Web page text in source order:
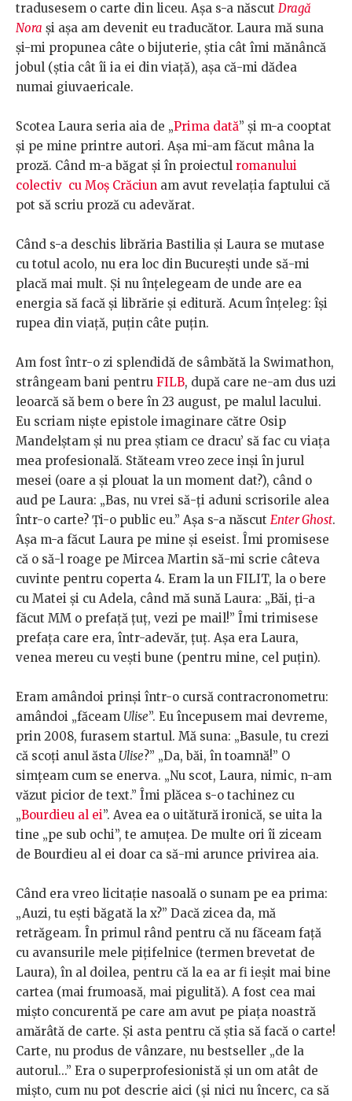
tradusesem o carte din liceu. Așa s-a născut Dragă
Nora și așa am devenit eu traducător. Laura mă suna
și-mi propunea câte o bijuterie, știa cât îmi mănâncă
jobul (știa cât îi ia ei din viață), așa că-mi dădea
numai giuvaericale.
Scotea Laura seria aia de „Prima dată” și m-a cooptat
și pe mine printre autori. Așa mi-am făcut mâna la
proză. Când m-a băgat și în proiectul romanului
colectiv cu Moș Crăciun am avut revelația faptului că
pot să scriu proză cu adevărat.
Când s-a deschis librăria Bastilia și Laura se mutase
cu totul acolo, nu era loc din București unde să-mi
placă mai mult. Și nu înțelegeam de unde are ea
energia să facă și librărie și editură. Acum înțeleg: își
rupea din viață, puțin câte puțin.
Am fost într-o zi splendidă de sâmbătă la Swimathon,
strângeam bani pentru FILB, după care ne-am dus uzi
leoarcă să bem o bere în 23 august, pe malul lacului.
Eu scriam niște epistole imaginare către Osip
Mandelștam și nu prea știam ce dracu’ să fac cu viața
mea profesională. Stăteam vreo zece inși în jurul
mesei (oare a și plouat la un moment dat?), când o
aud pe Laura: „Bas, nu vrei să-ți aduni scrisorile alea
într-o carte? Ți-o public eu.” Așa s-a născut Enter Ghost.
Așa m-a făcut Laura pe mine și eseist. Îmi promisese
că o să-l roage pe Mircea Martin să-mi scrie câteva
cuvinte pentru coperta 4. Eram la un FILIT, la o bere
cu Matei și cu Adela, când mă sună Laura: „Băi, ți-a
făcut MM o prefață țuț, vezi pe mail!” Îmi trimisese
prefața care era, într-adevăr, țuț. Așa era Laura,
venea mereu cu vești bune (pentru mine, cel puțin).
Eram amândoi prinși într-o cursă contracronometru:
amândoi „făceam Ulise”. Eu începusem mai devreme,
prin 2008, furasem startul. Mă suna: „Basule, tu crezi
că scoți anul ăsta Ulise?” „Da, băi, în toamnă!” O
simțeam cum se enerva. „Nu scot, Laura, nimic, n-am
văzut picior de text.” Îmi plăcea s-o tachinez cu
„Bourdieu al ei”. Avea ea o uitătură ironică, se uita la
tine „pe sub ochi”, te amuțea. De multe ori îi ziceam
de Bourdieu al ei doar ca să-mi arunce privirea aia.
Când era vreo licitație nasoală o sunam pe ea prima:
„Auzi, tu ești băgată la x?” Dacă zicea da, mă
retrăgeam. În primul rând pentru că nu făceam față
cu avansurile mele pițifelnice (termen brevetat de
Laura), în al doilea, pentru că la ea ar fi ieșit mai bine
cartea (mai frumoasă, mai pigulită). A fost cea mai
mișto concurentă pe care am avut pe piața noastră
amărâtă de carte. Și asta pentru că știa să facă o carte!
Carte, nu produs de vânzare, nu bestseller „de la
autorul...” Era o superprofesionistă și un om atât de
mișto, cum nu pot descrie aici (și nici nu încerc, ca să